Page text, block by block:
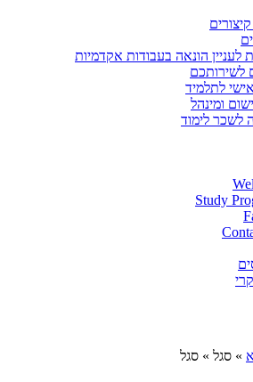
לעניין הונאה בעבודות אקדמיות
לשירותכם
לתלמיד
ומינהל
לשכר לימוד
Study
» סגל » סגל